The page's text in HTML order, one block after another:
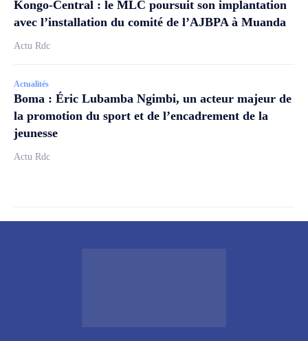
Kongo-Central : le MLC poursuit son implantation
avec l’installation du comité de l’AJBPA à Muanda
Actu Rdc
Actualités
Boma : Éric Lubamba Ngimbi, un acteur majeur de
la promotion du sport et de l’encadrement de la
jeunesse
Actu Rdc